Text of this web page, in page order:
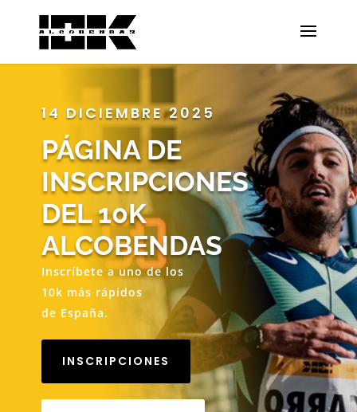
14 DICIEMBRE 2025
PÁGINA DE
INSCRIPCIONES
DEL 10K
ALCOBENDAS
Inscríbete a uno de los
10k más rápidos
de España.
INSCRIPCIONES